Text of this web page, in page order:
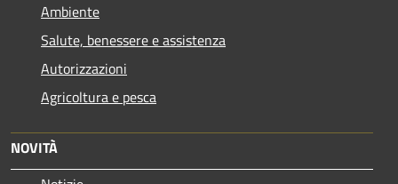
Ambiente
Salute, benessere e assistenza
Autorizzazioni
Agricoltura e pesca
NOVITÀ